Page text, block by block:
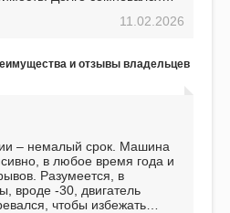
отличное вложение,11.02.2026
и отзывы владельцев
– немалый срок. Машина
в любое время года и
Разумеется, в
вроде -30, двигатель
чтобы избежать